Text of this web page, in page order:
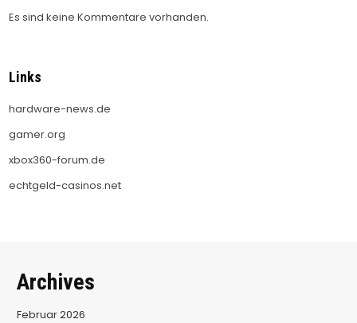
Es sind keine Kommentare vorhanden.
Links
hardware-news.de
gamer.org
xbox360-forum.de
echtgeld-casinos.net
Archives
Februar 2026